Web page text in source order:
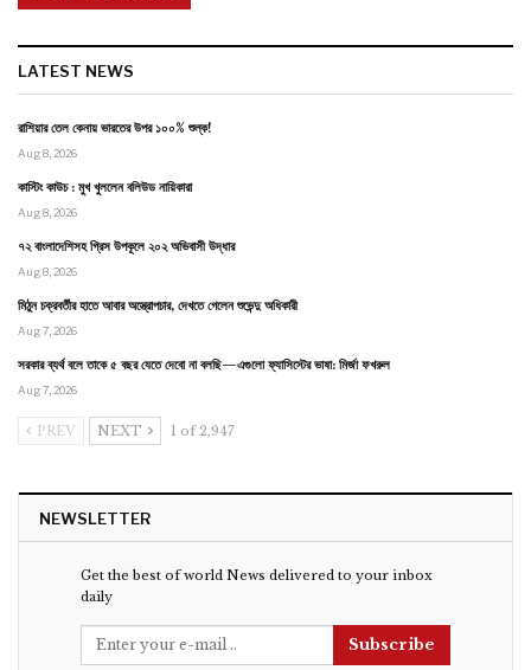
LATEST NEWS
রাশিয়ার তেল কেনায় ভারতের উপর ১০০% শুল্ক!
Aug 8, 2026
কাস্টিং কাউচ : মুখ খুললেন বলিউড নায়িকারা
Aug 8, 2026
৭২ বাংলাদেশিসহ গ্রিস উপকূলে ২০২ অভিবাসী উদ্ধার
Aug 8, 2026
মিঠুন চক্রবর্তীর হাতে আবার অস্ত্রোপচার, দেখতে গেলেন শুভেন্দু অধিকারী
Aug 7, 2026
সরকার ব্যর্থ বলে তাকে ৫ বছর যেতে দেবো না বলছি—এগুলো ফ্যাসিস্টের ভাষা: মির্জা ফখরুল
Aug 7, 2026
PREV NEXT 1 of 2,947
NEWSLETTER
Get the best of world News delivered to your inbox
daily
Subscribe